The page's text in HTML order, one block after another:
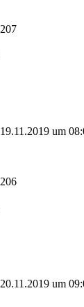
207
19.11.2019 um
206
20.11.2019 um